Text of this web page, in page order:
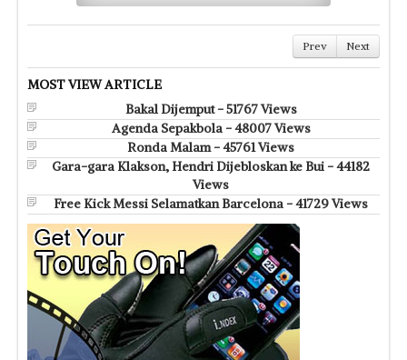
Prev Next
MOST VIEW ARTICLE
Bakal Dijemput - 51767 Views
Agenda Sepakbola - 48007 Views
Ronda Malam - 45761 Views
Gara-gara Klakson, Hendri Dijebloskan ke Bui - 44182
Views
Free Kick Messi Selamatkan Barcelona - 41729 Views